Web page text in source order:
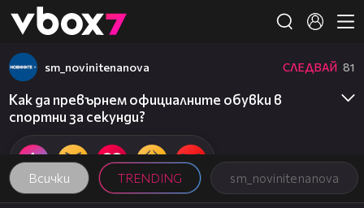
👾
Всички TRENDING sm_novinitenanova
sm_novinitenanova СЛЕДВАЙ 81
Как да превърнем официалните обувки в
спортни за секунди?
01:15